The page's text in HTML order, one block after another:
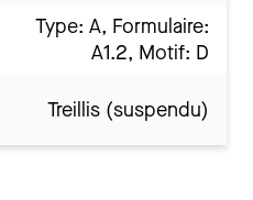
Type: A, Formulaire:
A1.2, Motif: D
Treillis (suspendu)